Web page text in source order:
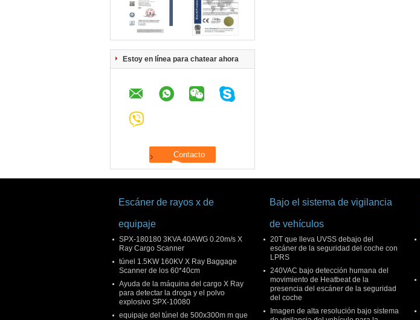
Estoy en línea para chatear ahora
Escáner de rayos x de
equipaje
SPX-180180 3KVA 40AWG 0.20m/s X
Ray Cargo Scanner
túnel 1.5KW 160KV X Ray Baggage
Scanner de los 60*40cm
Ayuda de la máquina del cargo X Ray
para detectar la droga y el polvo
explosivo SPX-10080
equipaje del túnel de 500x300m m que
Bajo el sistema de vigilancia
de vehículos
20T que lleva UVSS debajo del
escáner de la seguridad del coche con
LPRS
240VAC bajo detección humana del
movimiento de Heatbeat de la
presencia del escáner de la seguridad
del coche
Imagen de alta resolución bajo sistema